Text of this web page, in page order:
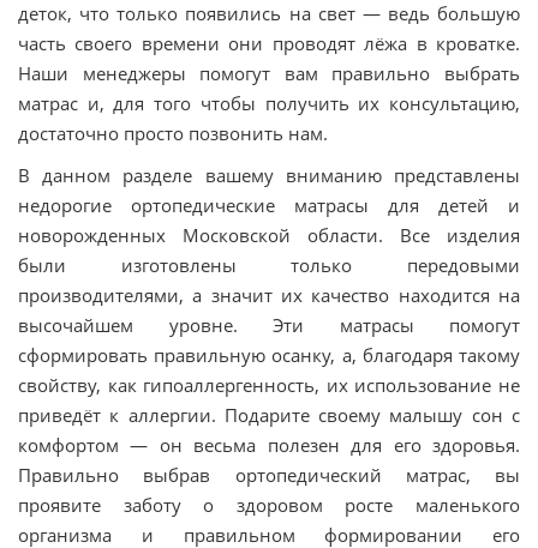
деток, что только появились на свет — ведь большую
часть своего времени они проводят лёжа в кроватке.
Наши менеджеры помогут вам правильно выбрать
матрас и, для того чтобы получить их консультацию,
достаточно просто позвонить нам.
В данном разделе вашему вниманию представлены
недорогие ортопедические матрасы для детей и
новорожденных Московской области. Все изделия
были изготовлены только передовыми
производителями, а значит их качество находится на
высочайшем уровне. Эти матрасы помогут
сформировать правильную осанку, а, благодаря такому
свойству, как гипоаллергенность, их использование не
приведёт к аллергии. Подарите своему малышу сон с
комфортом — он весьма полезен для его здоровья.
Правильно выбрав ортопедический матрас, вы
проявите заботу о здоровом росте маленького
организма и правильном формировании его